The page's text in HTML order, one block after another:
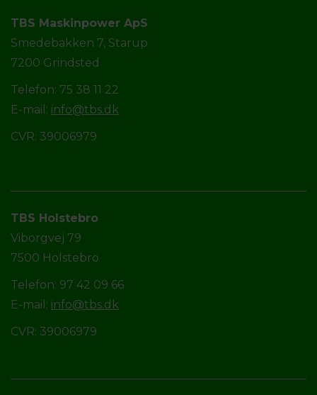
TBS Maskinpower ApS
Smedebakken 7, Starup
7200 Grindsted
Telefon: 75 38 11 22
E-mail: info@tbs.dk
CVR: 39006979
TBS Holstebro
Viborgvej 79
7500 Holstebro
Telefon: 97 42 09 66
E-mail: info@tbs.dk
CVR: 39006979